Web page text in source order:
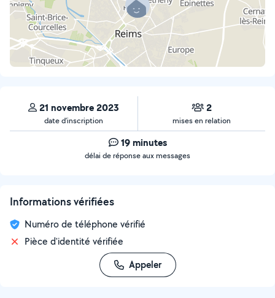
21 novembre 2023
date d’inscription
2
mises en relation
19 minutes
délai de réponse aux messages
Informations vérifiées
Numéro de téléphone vérifié
Pièce d'identité vérifiée
Appeler